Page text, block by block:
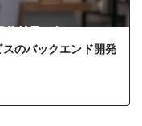
のバックエンド開発